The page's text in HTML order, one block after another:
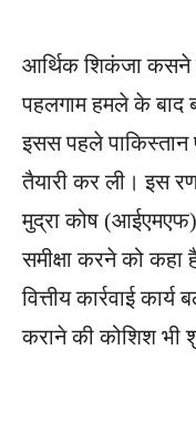
आर्थिक शिकंजा कसने
पहलगाम हमले के बाद
इसस पहले
तैयारी कर ली। इस
मुद्रा कोष
समीक्षा करने को कहा
वित्तीय कार्रवाई
कराने की कोशिश भी